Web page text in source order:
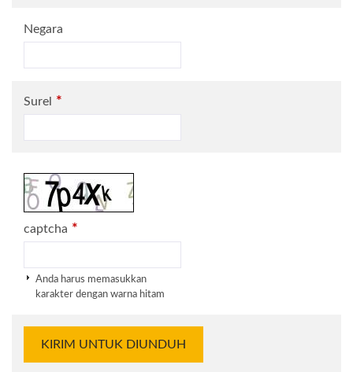
Negara
Surel *
captcha *
Anda harus memasukkan
karakter dengan warna hitam